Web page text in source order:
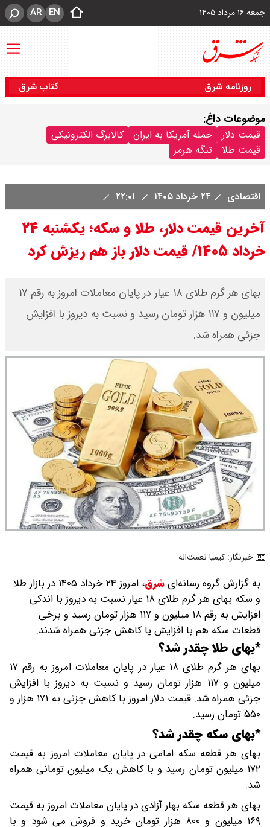
جمعه ۱۶ مرداد ۱۴۰۵ EN
AR
روزنامه شرق کتاب شرق
موضوعات داغ:
قیمت دلار حمله آمریکا به ایران
کالابرگ الکترونیکی
قیمت طلا
تنگه هرمز
اقتصادی ۲۴ خرداد ۱۴۰۵
آخرین قیمت دلار، طلا و سکه؛ یکشنبه ۲۴
خرداد ۱۴۰۵/ قیمت دلار باز هم ریزش کرد
بهای هر گرم طلای ۱۸ عیار در پایان معاملات امروز به رقم ۱۷
میلیون و ۱۱۷ هزار تومان رسید و نسبت به دیروز با افزایش
جزئی همراه شد.
خبرنگار: کیمیا نعمت‌اله
به گزارش گروه رسانه‌ایشرق،
امروز ۲۴ خرداد ۱۴۰۵ در بازار طلا
و سکه بهای هر گرم طلای ۱۸ عیار نسبت به دیروز با اندکی
افزایش به رقم ۱۸ میلیون و ۱۱۷ هزار تومان رسید و برخی
قطعات سکه هم با افزایش یا کاهش جزئی همراه شدند.
*بهای طلا چقدر شد؟
بهای هر گرم طلای ۱۸ عیار در پایان معاملات امروز به رقم ۱۷
میلیون و ۱۱۷ هزار تومان رسید و نسبت به دیروز با افزایش
جزئی همراه شد. قیمت دلار امروز با کاهش جزئی به ۱۷۱ هزار و
۵۵۰ تومان رسید.
*بهای سکه چقدر شد؟
بهای هر قطعه سکه امامی در پایان معاملات امروز به قیمت
۱۷۲ میلیون تومان رسید و با کاهش یک میلیون تومانی همراه
شد.
بهای هر قطعه سکه بهار آزادی در پایان معاملات امروز به قیمت
۱۶۹ میلیون و ۸۰۰ هزار تومان خرید و فروش می شود و با